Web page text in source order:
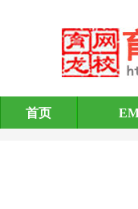
EMBA招
首页